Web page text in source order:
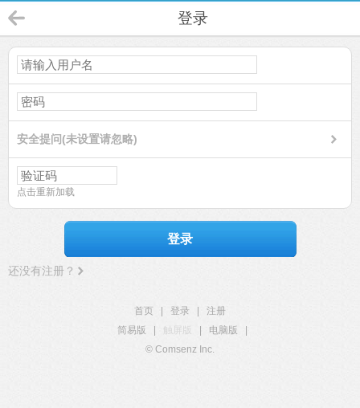
登录
安全提问(未设置请忽略)
点击重新加载
登录
还没有注册？
首页 登录
注册
简易版
触屏版 电脑版
© Comsenz Inc.